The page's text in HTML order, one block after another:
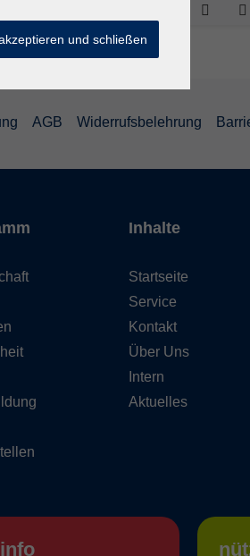
AGB Widerrufsbelehrung
Inhalte
Startseite
Service
Kontakt
Über Uns
Intern
Aktuelles
und schließen